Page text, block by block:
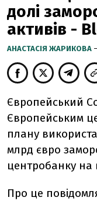
долі
активів -
АНАСТАСІЯ ЖАРИКОВА
Європейський
Європейським
плану
млрд євро
центробанку на
Про це